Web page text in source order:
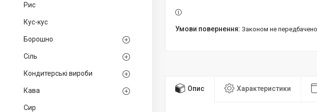
Рис
Кус-кус
Борошно
Сіль
Кондитерські вироби
Кава
Сир
Законом не
Опис Характеристики